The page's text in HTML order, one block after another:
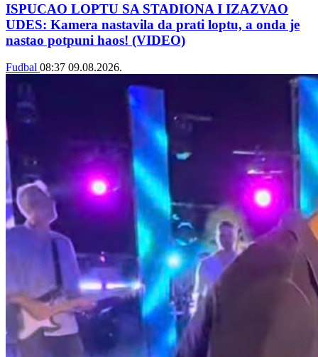
ISPUCAO LOPTU SA STADIONA I IZAZVAO
UDES: Kamera nastavila da prati loptu, a onda je
nastao potpuni haos! (VIDEO)
Fudbal 08:37 09.08.2026.